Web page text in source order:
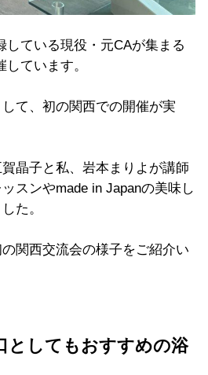
している現役・元CAが集まる
ています。
て、初の関西での開催が実
晶子と私、岩本まりよが講師
スンやmade in Japanの美味し
た。
関西交流会の様子をご紹介い
としてもおすすめの浴